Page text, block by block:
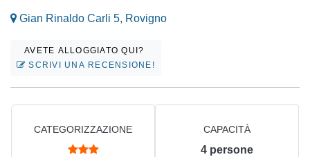
Gian Rinaldo Carli 5, Rovigno
AVETE ALLOGGIATO QUI?
SCRIVI UNA RECENSIONE!
CATEGORIZZAZIONE CAPACITÀ
4 persone